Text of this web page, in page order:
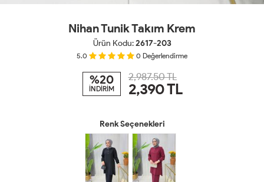
Nihan Tunik Takım Krem
Ürün Kodu:2617-203
5.0 0 Değerlendirme
%20
İNDİRİM
2,987.50 TL
2,390TL
Renk Seçenekleri